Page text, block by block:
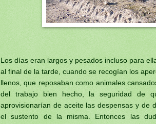
Los días eran largos y pesados incluso para
al final de la tarde, cuando se recogían los
llenos, que reposaban como animales
del trabajo bien hecho, la seguridad de
aprovisionarían de aceite las despensas y de
el sustento de la misma. Entonces las